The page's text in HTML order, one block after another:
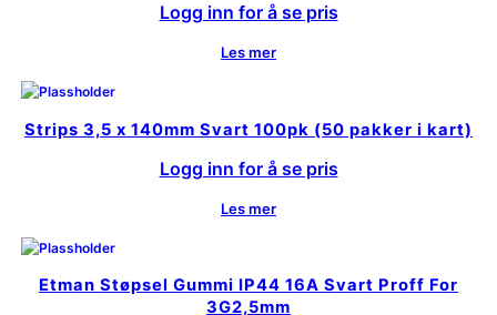
Logg inn for å se pris
Les mer
Strips 3,5 x 140mm Svart 100pk (50 pakker i kart)
Logg inn for å se pris
Les mer
Etman Støpsel Gummi IP44 16A Svart Proff For
3G2,5mm